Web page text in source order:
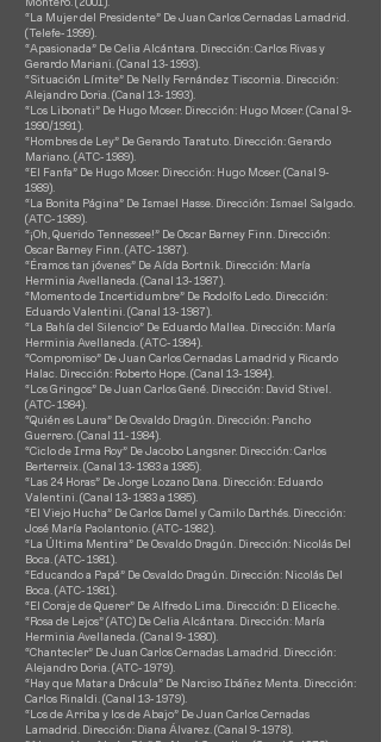
“La Mujer del Presidente” De Juan Carlos Cernadas Lamadrid.
(Telefe- 1999).
“Apasionada” De Celia Alcántara. Dirección: Carlos Rivas y
Gerardo Mariani. (Canal 13- 1993).
“Situación Límite” De Nelly Fernández Tiscornia. Dirección:
Alejandro Doria. (Canal 13- 1993).
“Los Libonati” De Hugo Moser. Dirección: Hugo Moser. (Canal 9-
1990/1991).
“Hombres de Ley” De Gerardo Taratuto. Dirección: Gerardo
Mariano. (ATC- 1989).
“El Fanfa” De Hugo Moser. Dirección: Hugo Moser. (Canal 9-
1989).
“La Bonita Página” De Ismael Hasse. Dirección: Ismael Salgado.
(ATC- 1989).
“¡Oh, Querido Tennessee!” De Oscar Barney Finn. Dirección:
Oscar Barney Finn. (ATC- 1987).
“Éramos tan jóvenes” De Aída Bortnik. Dirección: María
Herminia Avellaneda. (Canal 13- 1987).
“Momento de Incertidumbre” De Rodolfo Ledo. Dirección:
Eduardo Valentini. (Canal 13- 1987).
“La Bahía del Silencio” De Eduardo Mallea. Dirección: María
Herminia Avellaneda. (ATC- 1984).
“Compromiso” De Juan Carlos Cernadas Lamadrid y Ricardo
Halac. Dirección: Roberto Hope. (Canal 13- 1984).
“Los Gringos” De Juan Carlos Gené. Dirección: David Stivel.
(ATC- 1984).
“Quién es Laura” De Osvaldo Dragún. Dirección: Pancho
Guerrero. (Canal 11- 1984).
“Ciclo de Irma Roy” De Jacobo Langsner. Dirección: Carlos
Berterreix. (Canal 13- 1983 a 1985).
“Las 24 Horas” De Jorge Lozano Dana. Dirección: Eduardo
Valentini. (Canal 13- 1983 a 1985).
“El Viejo Hucha” De Carlos Damel y Camilo Darthés. Dirección:
José María Paolantonio. (ATC- 1982).
“La Última Mentira” De Osvaldo Dragún. Dirección: Nicolás Del
Boca. (ATC- 1981).
“Educando a Papá” De Osvaldo Dragún. Dirección: Nicolás Del
Boca. (ATC- 1981).
“El Coraje de Querer” De Alfredo Lima. Dirección: D. Eliceche.
“Rosa de Lejos” (ATC) De Celia Alcántara. Dirección: María
Herminia Avellaneda. (Canal 9- 1980).
“Chantecler” De Juan Carlos Cernadas Lamadrid. Dirección:
Alejandro Doria. (ATC- 1979).
“Hay que Matar a Drácula” De Narciso Ibáñez Menta. Dirección:
Carlos Rinaldi. (Canal 13- 1979).
“Los de Arriba y los de Abajo” De Juan Carlos Cernadas
Lamadrid. Dirección: Diana Álvarez. (Canal 9- 1978).